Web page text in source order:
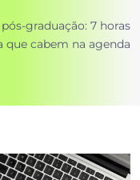
graduação: 7 horas
que cabem na agenda